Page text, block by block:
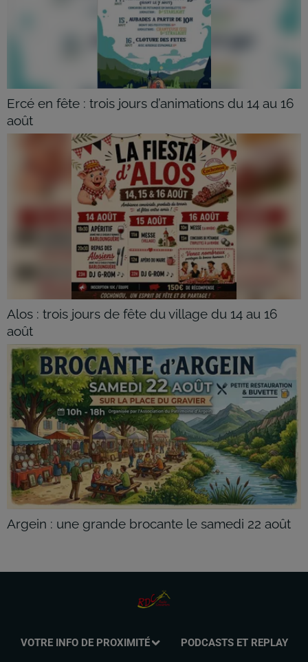
Ercé en fête : trois jours d’animations du 14 au 16
août
Alos : trois jours de fête du village du 14 au 16
août
Argein : une grande brocante le samedi 22 août
VOTRE INFO DE PROXIMITÉ PODCASTS ET REPLAY